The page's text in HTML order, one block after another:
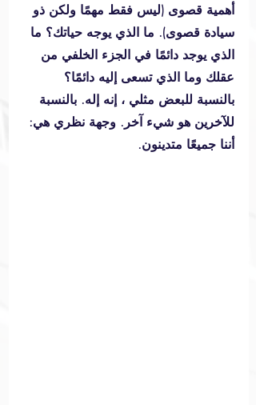
أهمية قصوى (ليس فقط مهمًا ولكن ذو
سيادة قصوى). ما الذي يوجه حياتك؟ ما
الذي يوجد دائمًا في الجزء الخلفي من
عقلك وما الذي تسعى إليه دائمًا؟
بالنسبة للبعض مثلي ، إنه إله. بالنسبة
للآخرين هو شيء آخر. وجهة نظري هي:
أننا جميعًا متدينون.